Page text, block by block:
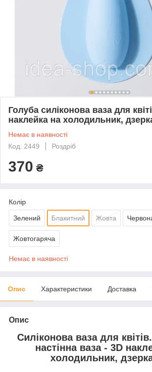
Голуба силіконова ваза для
наклейка на холодильник,
Немає в наявності
Код: 2449
Роздріб
370 ₴
Колір
Зелений Блакитний Жовта
Жовтогаряча
Немає в наявності
Опис Характеристики Доставка
Опис
Силіконова ваза для
настінна ваза - 3D
холодильник,